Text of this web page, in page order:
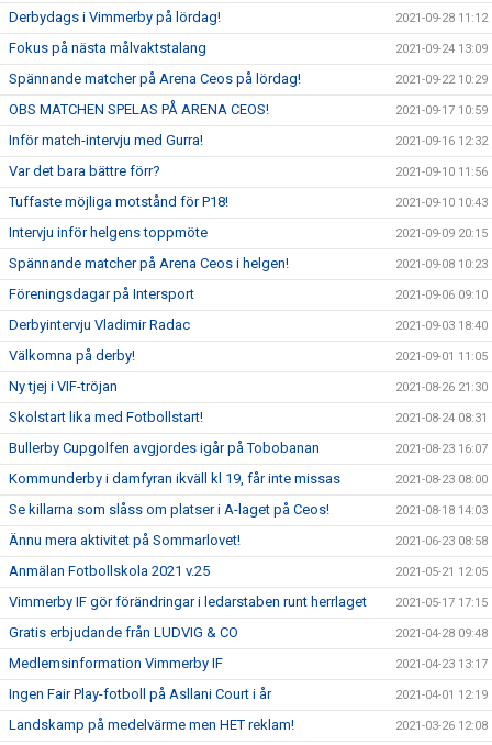
Derbydags i Vimmerby på lördag! 2021-09-28 11:12
Fokus på nästa målvaktstalang 2021-09-24 13:09
Spännande matcher på Arena Ceos på lördag! 2021-09-22 10:29
OBS MATCHEN SPELAS PÅ ARENA CEOS! 2021-09-17 10:59
Inför match-intervju med Gurra! 2021-09-16 12:32
Var det bara bättre förr? 2021-09-10 11:56
Tuffaste möjliga motstånd för P18! 2021-09-10 10:43
Intervju inför helgens toppmöte 2021-09-09 20:15
Spännande matcher på Arena Ceos i helgen! 2021-09-08 10:23
Föreningsdagar på Intersport 2021-09-06 09:10
Derbyintervju Vladimir Radac 2021-09-03 18:40
Välkomna på derby! 2021-09-01 11:05
Ny tjej i VIF-tröjan 2021-08-26 21:30
Skolstart lika med Fotbollstart! 2021-08-24 08:31
Bullerby Cupgolfen avgjordes igår på Tobobanan 2021-08-23 16:07
Kommunderby i damfyran ikväll kl 19, får inte missas 2021-08-23 08:00
Se killarna som slåss om platser i A-laget på Ceos! 2021-08-18 14:03
Ännu mera aktivitet på Sommarlovet! 2021-06-23 08:58
Anmälan Fotbollskola 2021 v.25 2021-05-21 12:05
Vimmerby IF gör förändringar i ledarstaben runt herrlaget 2021-05-17 17:15
Gratis erbjudande från LUDVIG & CO 2021-04-28 09:48
Medlemsinformation Vimmerby IF 2021-04-23 13:17
Ingen Fair Play-fotboll på Asllani Court i år 2021-04-01 12:19
Landskamp på medelvärme men HET reklam! 2021-03-26 12:08